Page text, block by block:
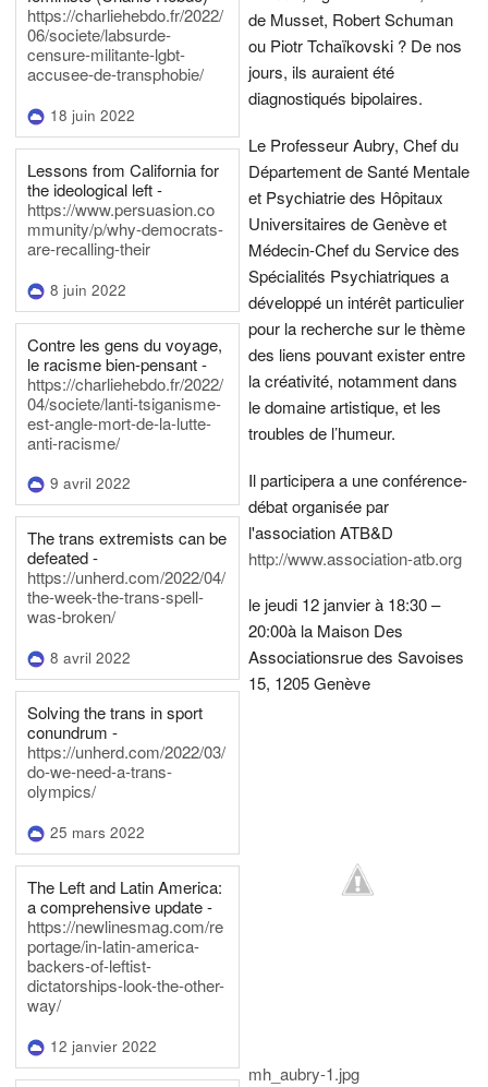
https://charliehebdo.fr/2022/
06/societe/labsurde-
censure-militante-lgbt-
accusee-de-transphobie/
18 juin 2022
Lessons from California for
the ideological left -
https://www.persuasion.co
mmunity/p/why-democrats-
are-recalling-their
8 juin 2022
Contre les gens du voyage,
le racisme bien-pensant -
https://charliehebdo.fr/2022/
04/societe/lanti-tsiganisme-
est-angle-mort-de-la-lutte-
anti-racisme/
9 avril 2022
The trans extremists can be
defeated -
https://unherd.com/2022/04/
the-week-the-trans-spell-
was-broken/
8 avril 2022
Solving the trans in sport
conundrum -
https://unherd.com/2022/03/
do-we-need-a-trans-
olympics/
25 mars 2022
The Left and Latin America:
a comprehensive update -
https://newlinesmag.com/re
portage/in-latin-america-
backers-of-leftist-
dictatorships-look-the-other-
way/
12 janvier 2022
de Musset, Robert Schuman
ou Piotr Tchaïkovski ? De nos
jours, ils auraient été
diagnostiqués bipolaires.
Le Professeur Aubry, Chef du
Département de Santé Mentale
et Psychiatrie des Hôpitaux
Universitaires de Genève et
Médecin-Chef du Service des
Spécialités Psychiatriques a
développé un intérêt particulier
pour la recherche sur le thème
des liens pouvant exister entre
la créativité, notamment dans
le domaine artistique, et les
troubles de l’humeur.
Il participera a une conférence-
débat organisée par
l'association ATB&D
http://www.association-atb.org
le jeudi 12 janvier à 18:30 –
20:00à la Maison Des
Associationsrue des Savoises
15, 1205 Genève
mh_aubry-1.jpg